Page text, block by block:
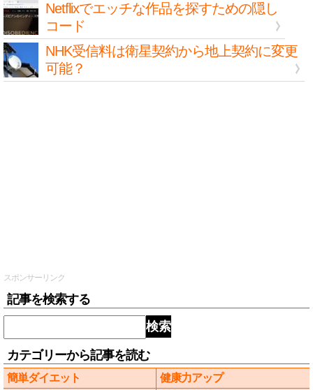
Netflixでエッチな作品を探すための隠し
コード
NHK受信料は衛星契約から地上契約に変更
可能？
スポンサーリンク
記事を検索する
検索
カテゴリーから記事を読む
簡単ダイエット 健康力アップ